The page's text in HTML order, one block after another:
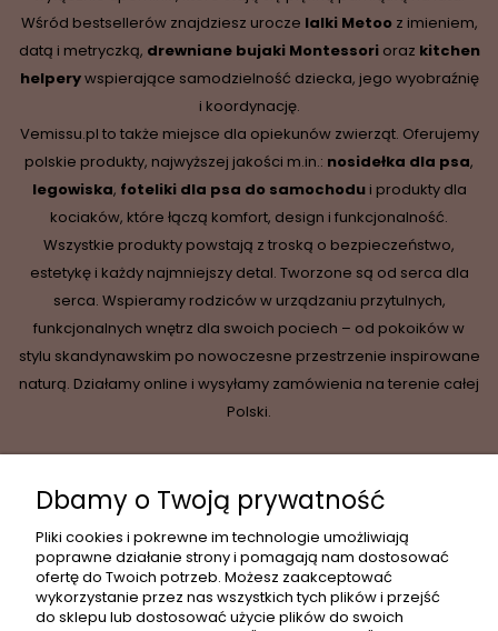
Wśród bestsellerów znajdziesz urocze lalki Metoo z imieniem,
datą i metryczką, drewniane bujaki Montessorioraz kitchen
helperywspierające samodzielność dziecka, jego wyobraźnię
i koordynację.
Vemissu.pl to także miejsce dla opiekunów zwierząt. Oferujemy
polskie produkty, najwyższej jakości m.in.: nosidełka dla psa,
legowiska, foteliki dla psa do samochodui produkty dla
kociaków, które łączą komfort, design i funkcjonalność.
Wszystkie produkty powstają z troską o bezpieczeństwo,
estetykę i każdy najmniejszy detal. Tworzone są od serca dla
serca. Wspieramy rodziców w urządzaniu przytulnych,
funkcjonalnych wnętrz dla swoich pociech – od pokoików w
stylu skandynawskim po nowoczesne przestrzenie inspirowane
naturą. Działamy online i wysyłamy zamówienia na terenie całej
Polski.
INFORMACJE
MOJE KONTO
Dbamy o Twoją prywatność
Pliki cookies i pokrewne im technologie umożliwiają
poprawne działanie strony i pomagają nam dostosować
ofertę do Twoich potrzeb. Możesz zaakceptować
wykorzystanie przez nas wszystkich tych plików i przejść
do sklepu lub dostosować użycie plików do swoich